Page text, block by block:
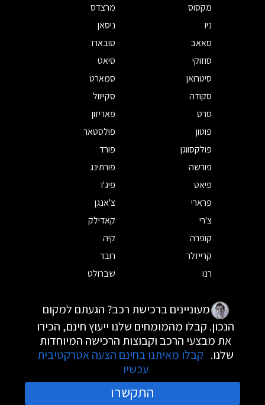
מקסוס
מרצדס
ניו
ניסאן
סאאב
סובארו
סוזוקי
סיאט
סיטרואן
סמארט
סקודה
סקייוול
סרס
פאריזון
פוטון
פולסטאר
פולקסווגן
פורד
פורשה
פורתינג
פיאט
פיג'ו
פרארי
צ'אנגן
צ'רי
קאדילק
קופרה
קיה
קרייזלר
רובר
רנו
שברולט
מעוניינים ברכישת רכב? הגעתם למקום
הנכון. קבלו מהמומחים שלנו ייעוץ חינם, הכירו
את מבצעי הרכב וקבוצות הרכישה המיוחדות
שלנו. קבלו מאיתנו בחינם הצעה אטרקטיבית
עכשיו
התקשרו